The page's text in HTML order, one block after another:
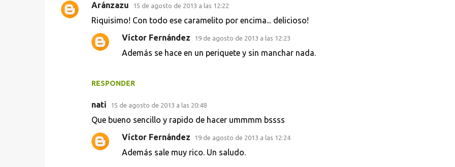
C
Aránzazu 15 de agosto de 2013 a las 12:22
Riquisimo! Con todo ese caramelito por encima... delicioso!
RESPONDER
Víctor Fernández 19 de agosto de 2013 a las 12:23
Además se hace en un periquete y sin manchar nada.
nati 15 de agosto de 2013 a las 20:48
Que bueno sencillo y rapido de hacer ummmm bssss
Víctor Fernández 19 de agosto de 2013 a las 12:24
Además sale muy rico. Un saludo.